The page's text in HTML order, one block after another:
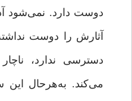
دوست دارد. نمى‌‌شود
آثارش را دوست
دسترسى ندارد،
مى‌‌کند. به‌هرحال